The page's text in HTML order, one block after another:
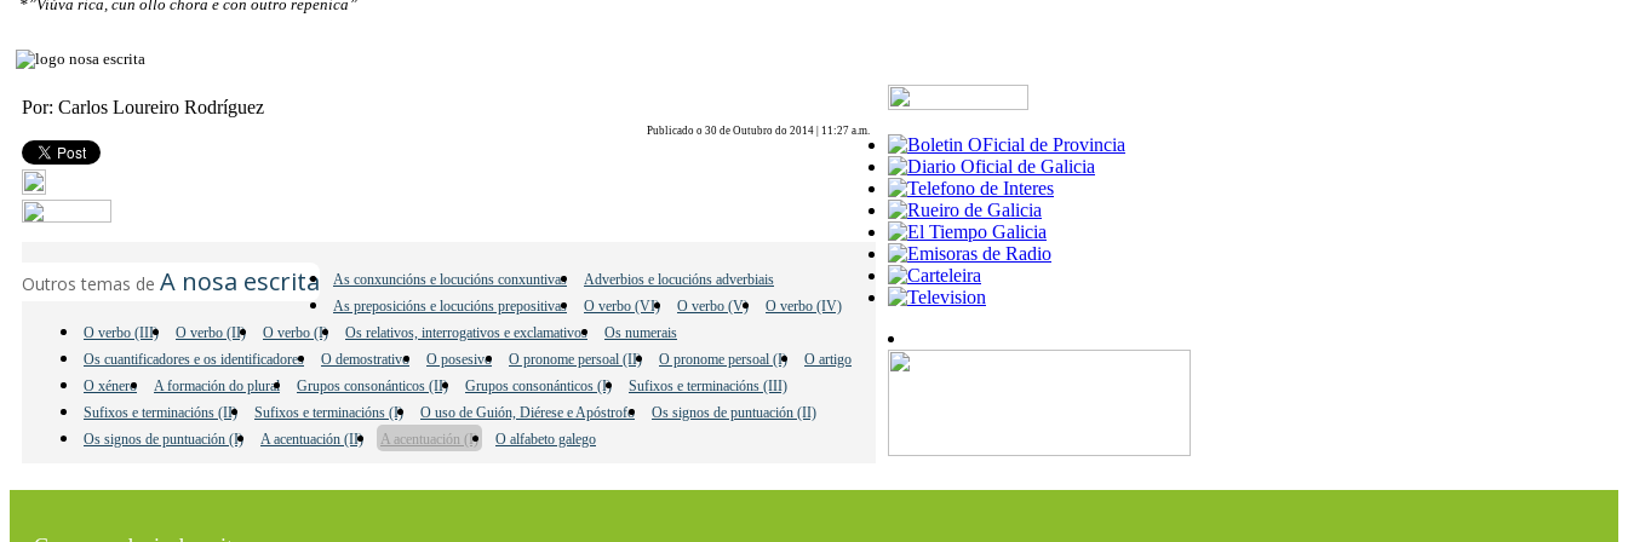
*”Viúva rica, cun ollo chora e con outro repenica”
Por: Carlos Loureiro Rodríguez
Publicado o 30 de Outubro do 2014 | 11:27 a.m.
Outros temas de A nosa escrita As conxuncións e locucións conxuntivas
Adverbios e locucións adverbiais
As preposicións e locucións prepositivas
O verbo (VI) O verbo (V)
O verbo (IV)
O verbo (III)
O verbo (II) O verbo (I) Os relativos, interrogativos e exclamativos
Os numerais
Os cuantificadores e os identificadores
O demostrativo O posesivo O pronome persoal (II) O pronome persoal (I)
O artigo
O xénero
A formación do plural Grupos consonánticos (II) Grupos consonánticos (I)
Sufixos e terminacións (III)
Sufixos e terminacións (II)
Sufixos e terminacións (I) O uso de Guión, Diérese e Apóstrofo
Os signos de puntuación (II)
Os signos de puntuación (I)
A acentuación (II) A acentuación (I) O alfabeto galego